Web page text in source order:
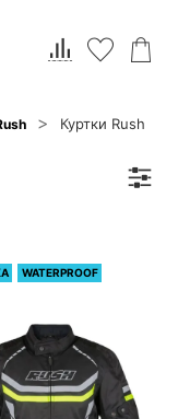
Куртки Rush
WATERPROOF